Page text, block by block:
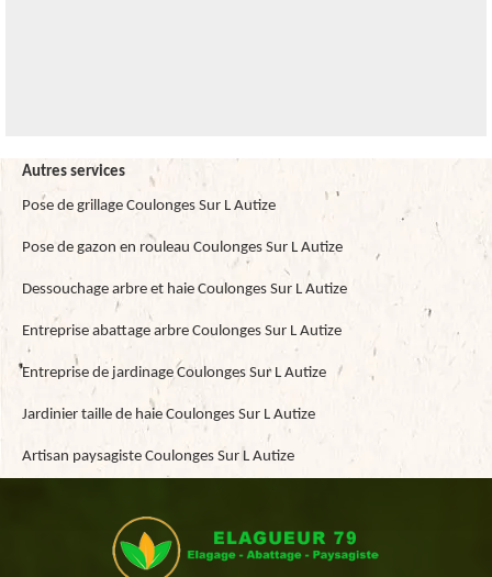
Autres services
Pose de grillage Coulonges Sur L Autize
Pose de gazon en rouleau Coulonges Sur L Autize
Dessouchage arbre et haie Coulonges Sur L Autize
Entreprise abattage arbre Coulonges Sur L Autize
Entreprise de jardinage Coulonges Sur L Autize
Jardinier taille de haie Coulonges Sur L Autize
Artisan paysagiste Coulonges Sur L Autize